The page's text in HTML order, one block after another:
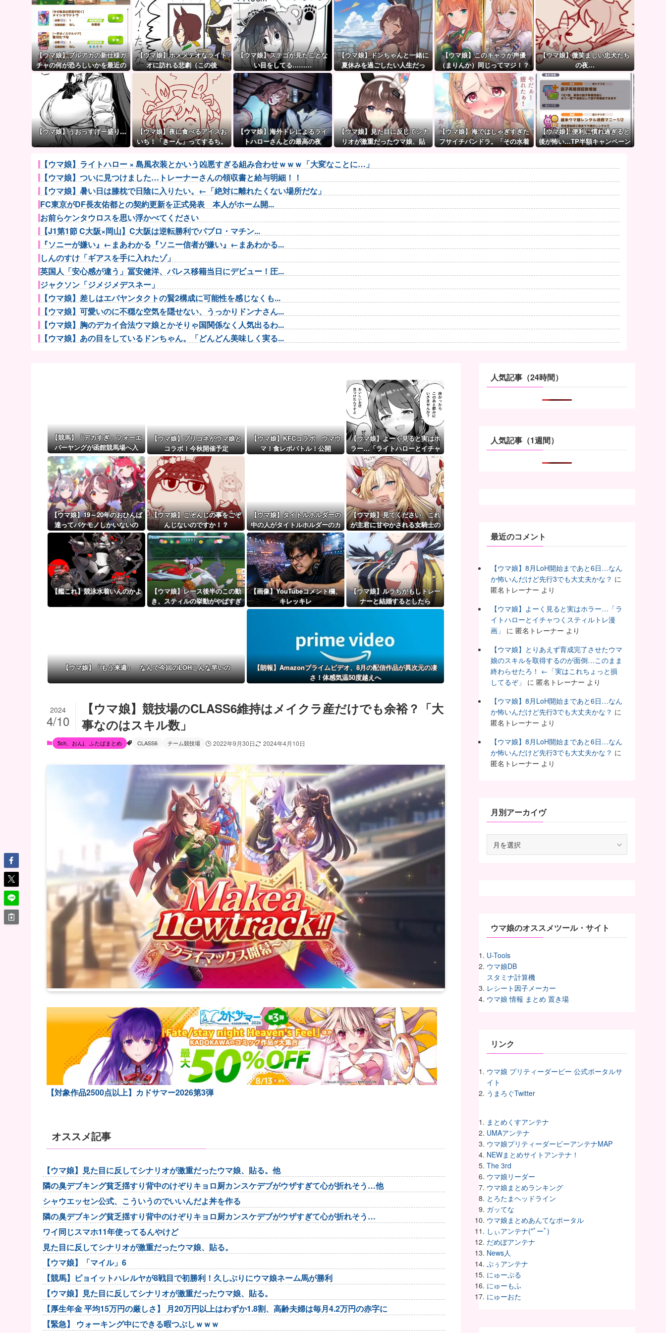
【ウマ娘】ブルアカの新仕様ガ
チャの何が恐ろしいかを最近の
ウマ娘ガチャに例えると…地獄
だな？
【ウマ娘】ホメメテオなライト
オに訪れる悲劇（この後
【ウマ娘】ステゴが見たことな
い目をしてる………
【ウマ娘】ドンちゃんと一緒に
夏休みを過ごしたい人生だっ
た…
【ウマ娘】このキャラが声優
（まりんか）同じってマジ！？
←「スズカさんみたいな演技の
方がレアだと聞いて驚いたよ」
【ウマ娘】微笑ましい忠犬たち
の夜…
【ウマ娘】うおっすげー盛り…
【ウマ娘】夜に食べるアイスお
いち！「きーん」ってするち。
【ウマ娘】海外トレによるライ
トハローさんとの最高の夜
【ウマ娘】見た目に反してシナ
リオが激重だったウマ娘、貼
【ウマ娘】海ではしゃぎすぎた
フサイチパンドラ。「その水着
【ウマ娘】便利に慣れ過ぎると
後が怖い…TP半額キャンペーン
【ウマ娘】ライトハロー × 島風衣装とかいう凶悪すぎる組み合わせｗｗｗ「大変なことに…」
【ウマ娘】ついに見つけました…トレーナーさんの領収書と給与明細！！
【ウマ娘】暑い日は膝枕で日陰に入りたい。←「絶対に離れたくない場所だな」
FC東京がDF長友佑都との契約更新を正式発表 本人がホーム開...
お前らケンタウロスを思い浮かべてください
【J1第1節 C大阪×岡山】C大阪は逆転勝利でパブロ・マチン...
『ソニーが嫌い』←まあわかる『ソニー信者が嫌い』←まあわかる...
しんのすけ「ギアスを手に入れたゾ」
英国人「安心感が違う」冨安健洋、パレス移籍当日にデビュー！圧...
ジャクソン「ジメジメデスネー」
【ウマ娘】差しはエバヤンタクトの賢2構成に可能性を感じなくも...
【ウマ娘】可愛いのに不穏な空気を隠せない、うっかりドンナさん...
【ウマ娘】胸のデカイ合法ウマ娘とかそりゃ国関係なく人気出るわ...
【ウマ娘】あの目をしているドンちゃん。「どんどん美味しく実る...
【次の覇権は？】スマホゲー倒産急増 🍙ですら続くのに…
【悲報】ワイが買ったMotorolaのスマホ、ポンコツすぎる
【ウマ娘】（審議）無凸ブーケと完凸シャカール、中距離先行編成...
【ウマ娘】覚醒Lv6、7の解放が今後2か月置きに実装予定！第...
【競馬】「デカすぎ」フォーエ
バーヤングが函館競馬場へ入
厩 573キロ 矢作師「もう1段
パワーアップ」
【ウマ娘】プリコネがウマ娘と
コラボ！今秋開催予定
【ウマ娘】KFCコラボ ウマウ
マ！食レポバトル！公開
【ウマ娘】よーく見ると実はホ
ラー…「ライトハローとイチャ
つくスティルトレ漫画」
【ウマ娘】19～20年のおひんば
達ってバケモノしかいないの
か？
【ウマ娘】ごぞんじの事をごぞ
んじないのですか！？
【ウマ娘】タイトルホルダーの
中の人がタイトルホルダーのカ
ードを引く動画
【ウマ娘】見てください、これ
が主君に甘やかされる女騎士の
姿です。
【艦これ】競泳水着いんのかよ
【ウマ娘】レース後半のこの動
き、スティルの挙動がやばすぎ
【画像】YouTubeコメント欄、
キレッキレ
【ウマ娘】ルラちがもしトレー
ナーと結婚するとしたら
【ウマ娘】「もう来週」 なんで今回のLOHこんな早いの
【朗報】Amazonプライムビデオ、8月の配信作品が異次元の凄
さ！体感気温50度越えへ
【ウマ娘】競技場のCLASS6維持はメイクラ産だけでも余裕？「大
事なのはスキル数」
2024
4/10
5ch、おんj、ふたばまとめ CLASS6 チーム競技場 2022年9月30日 2024年4月10日
【対象作品2500点以上】カドサマー2026第3弾
オススメ記事
【ウマ娘】見た目に反してシナリオが激重だったウマ娘、貼る。他
隣の臭デブキング貧乏揺すり背中のけぞりキョロ厨カンスケデブがウザすぎて心が折れそう…他
シャウエッセン公式、こういうのでいいんだよ丼を作る
隣の臭デブキング貧乏揺すり背中のけぞりキョロ厨カンスケデブがウザすぎて心が折れそう…
ワイ同じスマホ11年使ってるんやけど
見た目に反してシナリオが激重だったウマ娘、貼る。
【ウマ娘】「マイル」6
【競馬】ピョイットハレルヤが8戦目で初勝利！久しぶりにウマ娘ネーム馬が勝利
【ウマ娘】見た目に反してシナリオが激重だったウマ娘、貼る。
【厚生年金 平均15万円の厳しさ】 月20万円以上はわずか1.8割、高齢夫婦は毎月4.2万円の赤字に
【緊急】 ウォーキング中にできる暇つぶしｗｗｗ
人気記事（24時間）
人気記事（1週間）
最近のコメント
【ウマ娘】8月LoH開始まであと6日…なん
か怖いんだけど先行3でも大丈夫かな？ に
匿名トレーナー より
【ウマ娘】よーく見ると実はホラー…「ラ
イトハローとイチャつくスティルトレ漫
画」
に 匿名トレーナー より
【ウマ娘】とりあえず育成完了させたウマ
娘のスキルを取得するのが面倒…このまま
終わらせたろ！ ←「実はこれちょっと損
してるぞ」
に 匿名トレーナー より
【ウマ娘】8月LoH開始まであと6日…なん
か怖いんだけど先行3でも大丈夫かな？ に
匿名トレーナー より
【ウマ娘】8月LoH開始まであと6日…なん
か怖いんだけど先行3でも大丈夫かな？ に
匿名トレーナー より
月別アーカイヴ
ウマ娘のオススメツール・サイト
U-Tools
ウマ娘DB
スタミナ計算機
レシート因子メーカー
ウマ娘 情報 まとめ 置き場
リンク
ウマ娘 プリティーダービー 公式ポータルサ
イト
うまろぐTwitter
まとめくすアンテナ
UMAアンテナ
ウマ娘プリティーダービーアンテナMAP
NEWまとめサイトアンテナ！
The 3rd
ウマ娘リーダー
ウマ娘まとめランキング
とろたまヘッドライン
ガッてな
ウマ娘まとめあんてなポータル
しぃアンテナ(*ﾟーﾟ)
だめぽアンテナ
News人
ぷぅアンテナ
にゅーぷる
にゅーもふ
にゅーおた